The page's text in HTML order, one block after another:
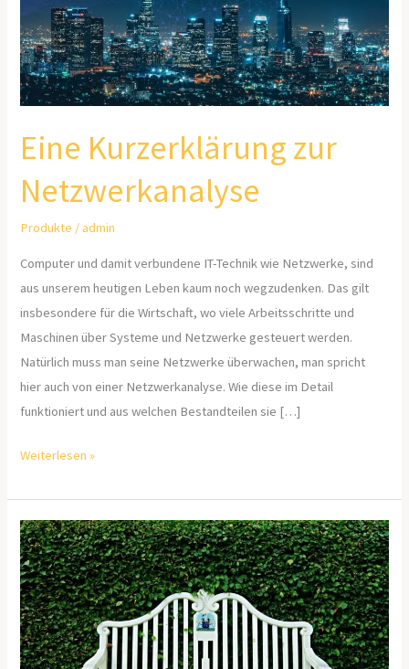
Eine Kurzerklärung zur
Netzwerkanalyse
Produkte /admin
Computer und damit verbundene IT-Technik wie Netzwerke, sind
aus unserem heutigen Leben kaum noch wegzudenken. Das gilt
insbesondere für die Wirtschaft, wo viele Arbeitsschritte und
Maschinen über Systeme und Netzwerke gesteuert werden.
Natürlich muss man seine Netzwerke überwachen, man spricht
hier auch von einer Netzwerkanalyse. Wie diese im Detail
funktioniert und aus welchen Bestandteilen sie […]
Weiterlesen »
Niehoff
Gartenmöbel